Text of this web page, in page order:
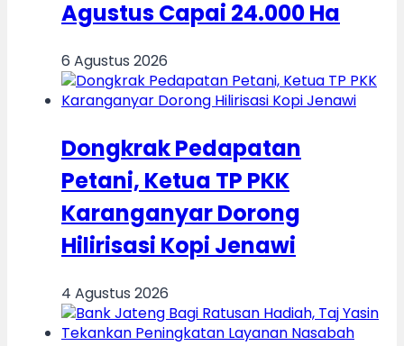
Agustus Capai 24.000 Ha
6 Agustus 2026
Dongkrak Pedapatan
Petani, Ketua TP PKK
Karanganyar Dorong
Hilirisasi Kopi Jenawi
4 Agustus 2026